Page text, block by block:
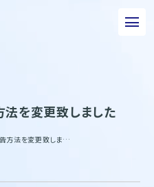
法を変更致しました
法を変更致しました